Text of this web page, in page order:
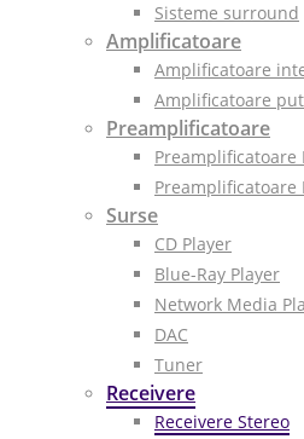
Sisteme surround
Amplificatoare
Amplificatoare
Amplificatoare
Preamplificatoare
Preamplificatoare
Preamplificatoare
Surse
CD Player
Blue-Ray Player
Network Media
DAC
Tuner
Receivere
Receivere Stereo